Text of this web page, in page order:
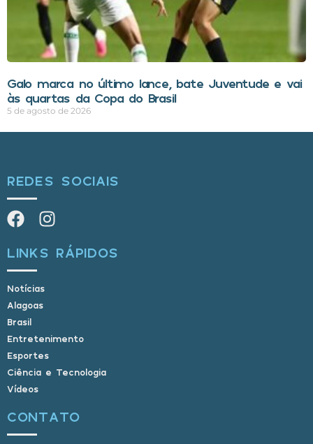
Galo marca no último lance, bate Juventude e vai
às quartas da Copa do Brasil
5 de agosto de 2026
REDES SOCIAIS
LINKS RÁPIDOS
Notícias
Alagoas
Brasil
Entretenimento
Esportes
Ciência e Tecnologia
Vídeos
CONTATO